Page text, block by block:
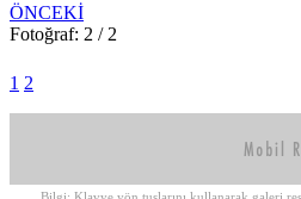
ÖNCEKİ
Fotoğraf: 2 / 2
1 2